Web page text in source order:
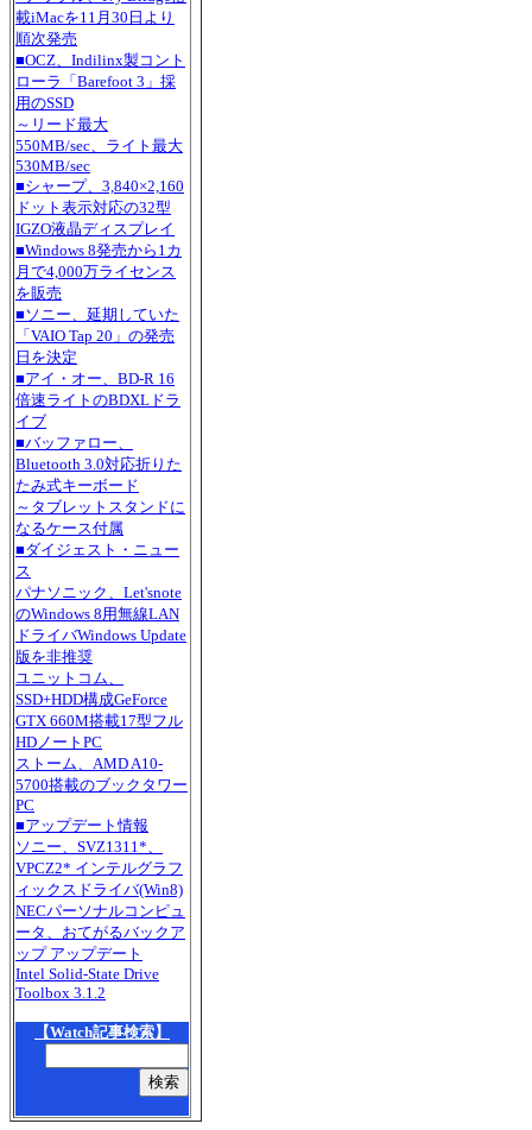
載iMacを11月30日より
順次発売
■OCZ、Indilinx製コント
ローラ「Barefoot 3」採
用のSSD
～リード最大
550MB/sec、ライト最大
530MB/sec
■シャープ、3,840×2,160
ドット表示対応の32型
IGZO液晶ディスプレイ
■Windows 8発売から1カ
月で4,000万ライセンス
を販売
■ソニー、延期していた
「VAIO Tap 20」の発売
日を決定
■アイ・オー、BD-R 16
倍速ライトのBDXLドラ
イブ
■バッファロー、
Bluetooth 3.0対応折りた
たみ式キーボード
～タブレットスタンドに
なるケース付属
■ダイジェスト・ニュー
ス
パナソニック、Let'snote
のWindows 8用無線LAN
ドライバWindows Update
版を非推奨
ユニットコム、
SSD+HDD構成GeForce
GTX 660M搭載17型フル
HDノートPC
ストーム、AMD A10-
5700搭載のブックタワー
PC
■アップデート情報
ソニー、SVZ1311*、
VPCZ2* インテルグラフ
ィックスドライバ(Win8)
NECパーソナルコンピュ
ータ、おてがるバックア
ップ アップデート
Intel Solid-State Drive
Toolbox 3.1.2
【Watch記事検索】